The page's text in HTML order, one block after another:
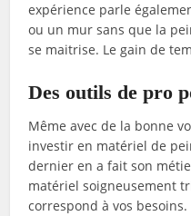
expérience parle
ou un mur sans que la
se maitrise. Le gain de
Des outils de pro
Même avec de la bonne
investir en matériel de
dernier en a fait son
matériel soigneusement
correspond à vos